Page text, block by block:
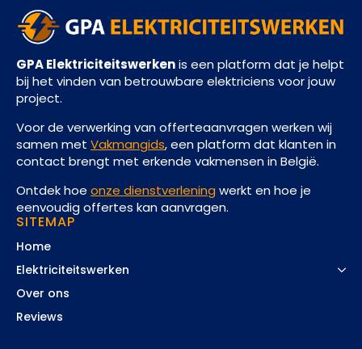
GPA Elektriciteitswerkenis een platform dat je helpt
bij het vinden van betrouwbare elektriciens voor jouw
project.
Voor de verwerking van offerteaanvragen werken wij
samen met Vakmangids, een platform dat klanten in
contact brengt met erkende vakmensen in België.
Ontdek hoe onze dienstverleningwerkt en hoe je
eenvoudig offertes kan aanvragen.
SITEMAP
Home
Elektriciteitswerken
Over ons
Reviews